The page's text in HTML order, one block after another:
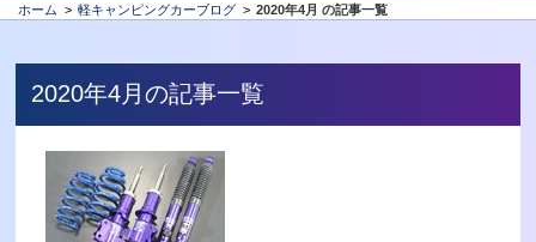
ホーム > 軽キャンピングカーブログ > 2020年4月 の記事一覧
2020年4月の記事一覧